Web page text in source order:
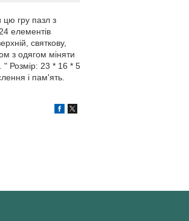
гру пазл з
елементів
святкову,
з одягом міняти
" Розмір: 23 * 16 * 5
і пам'ять.